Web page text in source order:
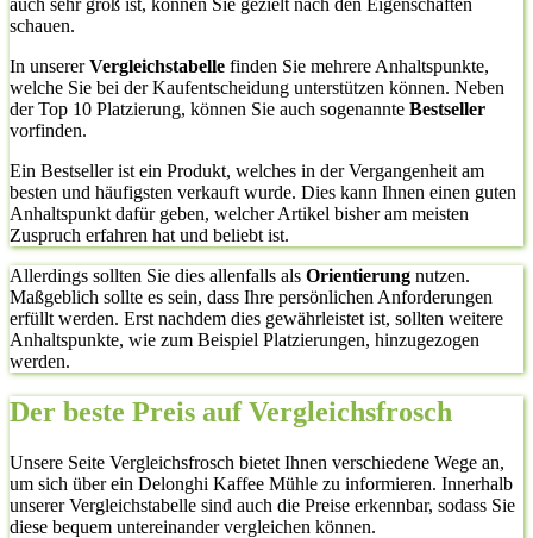
auch sehr groß ist, können Sie gezielt nach den Eigenschaften
schauen.
In unsererVergleichstabelle finden Sie mehrere Anhaltspunkte,
welche Sie bei der Kaufentscheidung unterstützen können. Neben
der Top 10 Platzierung, können Sie auch sogenannte Bestseller
vorfinden.
Ein Bestseller ist ein Produkt, welches in der Vergangenheit am
besten und häufigsten verkauft wurde. Dies kann Ihnen einen guten
Anhaltspunkt dafür geben, welcher Artikel bisher am meisten
Zuspruch erfahren hat und beliebt ist.
Allerdings sollten Sie dies allenfalls als Orientierung nutzen.
Maßgeblich sollte es sein, dass Ihre persönlichen Anforderungen
erfüllt werden. Erst nachdem dies gewährleistet ist, sollten weitere
Anhaltspunkte, wie zum Beispiel Platzierungen, hinzugezogen
werden.
Der beste Preis auf Vergleichsfrosch
Unsere Seite Vergleichsfrosch bietet Ihnen verschiedene Wege an,
um sich über ein Delonghi Kaffee Mühle zu informieren. Innerhalb
unserer Vergleichstabelle sind auch die Preise erkennbar, sodass Sie
diese bequem untereinander vergleichen können.